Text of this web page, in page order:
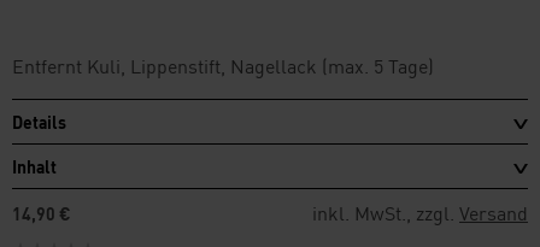
Entfernt Kuli, Lippenstift, Nagellack (max. 5 Tage)
Details
Inhalt
14,90 €
inkl. MwSt., zzgl. Versand